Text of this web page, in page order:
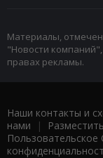
Материалы,
"Новости
правах рекламы.
Наши контакты и
нами |
Пользовательское